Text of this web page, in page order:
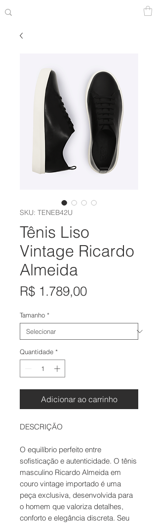
SKU: TENEB42U
Tênis Liso
Vintage Ricardo
Almeida
R$ 1.789,00Preço
Tamanho *
Quantidade *
Adicionar ao carrinho
DESCRIÇÃO
O equilíbrio perfeito entre
sofisticação e autenticidade. O tênis
masculino Ricardo Almeida em
couro vintage importado é uma
peça exclusiva, desenvolvida para
o homem que valoriza detalhes,
conforto e elegância discreta. Seu